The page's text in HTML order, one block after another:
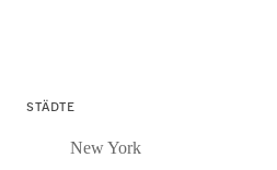
STÄDTE
New York